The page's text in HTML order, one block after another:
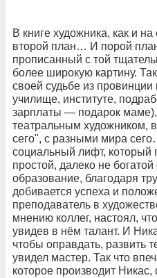
В книге художника, как и
второй план… И порой
прописанный с той
более широкую картину.
своей судьбе из провинции
училище, институте,
зарплаты — подарок
театральным художником,
сего", с разными мира
социальный лифт, который
простой, далеко не
образование, благодаря
добивается успеха и
преподаватель в
мнению коллег, настоял,
увидев в нём талант. И
чтобы оправдать, развить
увидел мастер. Так что
которое производит